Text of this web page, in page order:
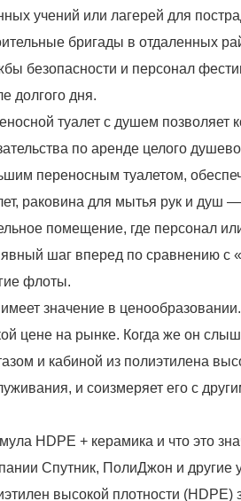
учений или лагерей для
бригады в отдаленных
безопасности и персонал
долгого дня.
туалет с душем позволяет
по аренде целого
переносным туалетом,
раковина для мытья рук и душ
помещение, где персонал
шаг вперед по сравнению с
флоты.
значение в
цене на рынке. Когда же он
и кабиной из полиэтилена
и соизмеряет его с
HDPE + керамика и что это
Спутник, ПолиДжон и другие
высокой плотности (HDPE)